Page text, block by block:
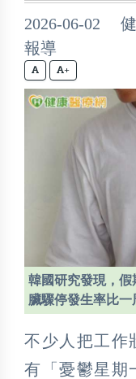
2026-06-02
報導
+
韓國研究發現，
臟驟停發生率比一
不少人把工作
有「憂鬱星期